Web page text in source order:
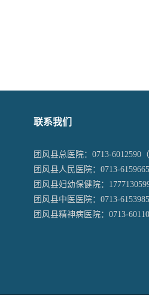
联系我们
团风县总医院： 0713-6012590
团风县人民医院： 0713-6159665
团风县妇幼保健院：
团风县中医医院： 0713-6153985
团风县精神病医院： 0713-